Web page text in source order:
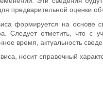
предварительной оценки
формируется на основе
Следует отметить, что с
время, актуальность
носит справочный